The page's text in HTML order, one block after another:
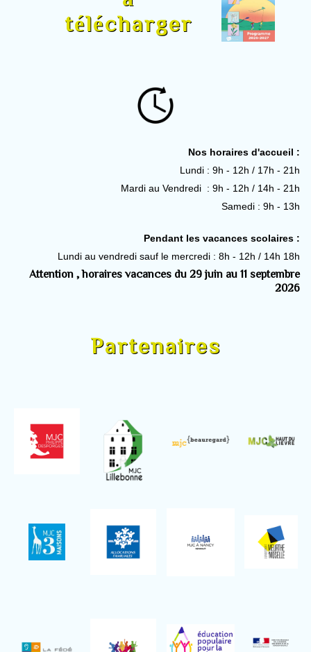
télécharger
Nos horaires d'accueil :
Lundi : 9h - 12h / 17h - 21h
Mardi au Vendredi : 9h - 12h / 14h - 21h
Samedi : 9h - 13h
Pendant les vacances scolaires :
Lundi au vendredi sauf le mercredi : 8h - 12h / 14h 18h
Attention , horaires vacances du 29 juin au 11 septembre
2026
Partenaires